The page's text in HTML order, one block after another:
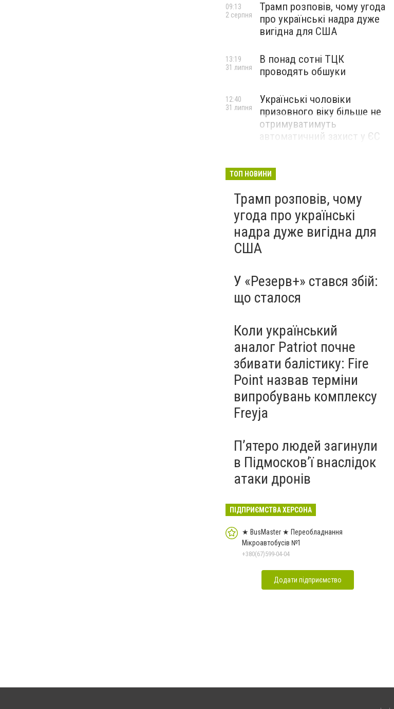
Трамп розповів, чому угода
про українські надра дуже
вигідна для США
09:13
2 серпня
В понад сотні ТЦК
проводять обшуки
13:19
31 липня
Українські чоловіки
призовного віку більше не
отримуватимуть
автоматичний захист у ЄС
12:40
31 липня
ТОП НОВИНИ
Трамп розповів, чому
угода про українські
надра дуже вигідна для
США
У «Резерв+» стався збій:
що сталося
Коли український
аналог Patriot почне
збивати балістику: Fire
Point назвав терміни
випробувань комплексу
Freyja
П’ятеро людей загинули
в Підмосков’ї внаслідок
атаки дронів
ПІДПРИЄМСТВА ХЕРСОНА
★ BusMaster ★ Переобладнання
Мікроавтобусів №1
+380(67)599-04-04
Додати підприємство